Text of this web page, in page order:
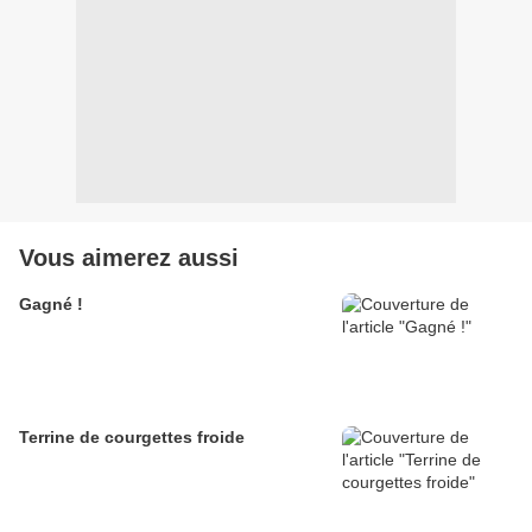
Vous aimerez aussi
Gagné !
Terrine de courgettes froide